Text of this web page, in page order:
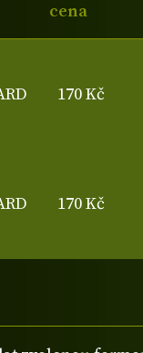
cena
170 Kč
170 Kč